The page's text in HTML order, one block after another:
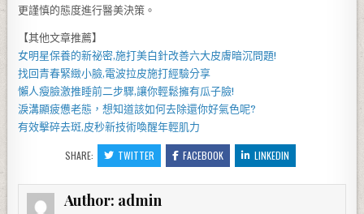
更謹慎的態度進行醫美決策。
【其他文章推薦】
女明星保養的新祕密,施打美白針改善六大皮膚暗沉問題!
找回青春緊緻小臉,電波拉皮施打經驗分享
懶人瘦臉激推睡前二步驟,讓你輕鬆擁有瓜子臉!
淚溝顯疲憊老態，想知道該如何去除還你好氣色呢?
有效擊碎去斑,皮秒新技術喚醒年輕肌力
SHARE: TWITTER FACEBOOK LINKEDIN
Author: admin